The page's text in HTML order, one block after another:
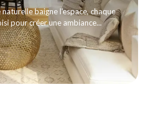
baigne l'espace, chaque
pour créer une ambiance...